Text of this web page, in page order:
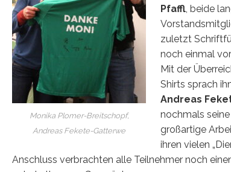
Monika Plomer-Breitschopf,
Andreas Fekete-Gatterwe
Pfaffl, beide
zuletzt
noch einmal
Mit der
Shirts sprach
Andreas
nochmals
großartige
ihren vielen
Anschluss verbrachten alle Teilnehmer noch